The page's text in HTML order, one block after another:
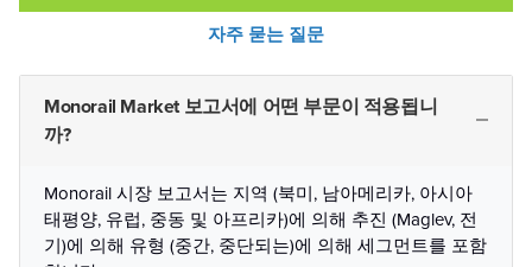
자주 묻는 질문
Monorail Market 보고서에 어떤 부문이 적용됩니
까?
Monorail 시장 보고서는 지역 (북미, 남아메리카, 아시아
태평양, 유럽, 중동 및 아프리카)에 의해 추진 (Maglev, 전
기)에 의해 유형 (중간, 중단되는)에 의해 세그먼트를 포함